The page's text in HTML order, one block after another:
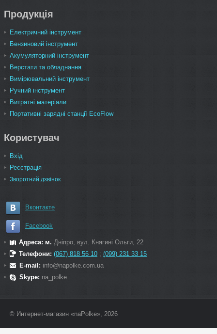
Продукція
Електричний інструмент
Бензиновий інструмент
Акумуляторний інструмент
Верстати та обладнання
Вимірювальний інструмент
Ручний інструмент
Витратні матеріали
Портативні зарядні станції EcoFlow
Користувач
Вхід
Реєстрація
Зворотний дзвінок
Вконтакте
Facebook
Адреса: м. Дніпро, вул. Княгині Ольги, 22
Телефони: (067) 818 56 10 ; (099) 231 33 15
E-mail: info@napolke.com.ua
Skype: na_polke
© Интернет-магазин «naPolke», 2026